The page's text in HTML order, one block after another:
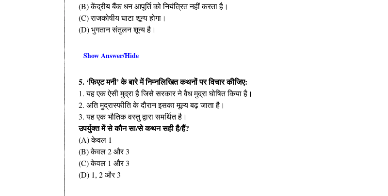
(B) केंद्रीय बैंक धन आपूर्ति को नियंत्रित नहीं करता है।
(C) राजकोषीय घाटा शून्य होगा।
(D) भुगतान संतुलन शून्य है।
Show Answer/Hide
5. ‘फिएट मनी’ के बारे में निम्नलिखित कथनों पर विचार कीजिए:
1. यह एक ऐसी मुद्रा है जिसे सरकार ने वैध मुद्रा घोषित किया है।
2. अति मुद्रास्फीति के दौरान इसका मूल्य बढ़ जाता है।
3. यह एक भौतिक वस्तु द्वारा समर्थित है।
उपर्युक्त में से कौन सा/से कथन सही है/हैं?
(A) केवल 1
(B) केवल 2 और 3
(C) केवल 1 और 3
(D) 1, 2 और 3